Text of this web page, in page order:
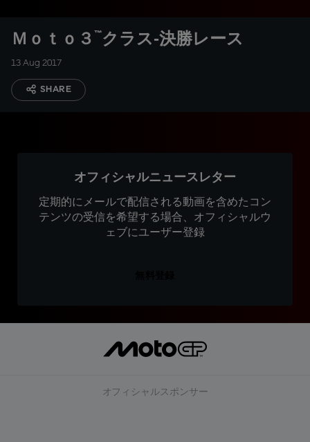
Ｍｏｔｏ３™クラス‐決勝レース
13 Aug 2017
SHARE
オフィシャルニュースレター
定期的にメールで配信される動画を含めたコン
テンツの受信を希望する場合、オフィシャルウ
ェブにユーザー登録
オフィシャルスポンサー